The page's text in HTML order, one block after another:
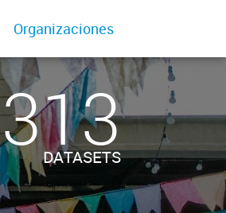
Organizaciones
313
DATASETS